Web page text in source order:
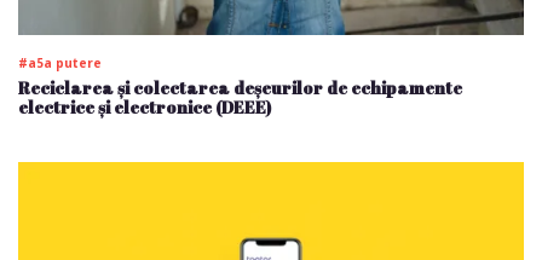
#a5a putere
Reciclarea și colectarea deșeurilor de echipamente
electrice și electronice (DEEE)